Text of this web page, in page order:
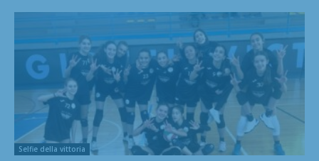
Selfie della vittoria